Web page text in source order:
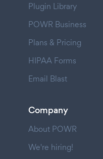
Plugin Library
POWR Business
Plans & Pricing
HIPAA Forms
Email Blast
Company
About POWR
We're hiring!